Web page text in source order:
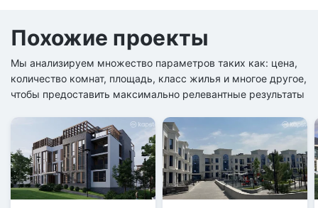
Похожие проекты
Мы анализируем множество параметров таких как: цена,
количество комнат, площадь, класс жилья и многое другое,
чтобы предоставить максимально релевантные результаты